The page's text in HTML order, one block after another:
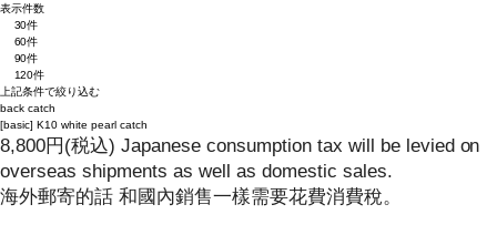
表示件数
30件
60件
90件
120件
上記条件で絞り込む
back catch
[basic] K10 white pearl catch
8,800円 (税込) Japanese consumption tax will be levied on
overseas shipments as well as domestic sales.
海外郵寄的話 和國內銷售一樣需要花費消費稅。